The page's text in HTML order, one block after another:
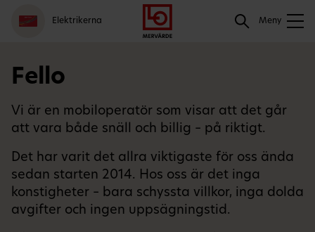
Gå
till
meny
Logga
in
Hoppa
till
innehåll
Elektrikerna Meny
Sök
Fello
Vi är en mobiloperatör som visar att det går
att vara både snäll och billig – på riktigt.
Det har varit det allra viktigaste för oss ända
sedan starten 2014. Hos oss är det inga
konstigheter – bara schyssta villkor, inga dolda
avgifter och ingen uppsägningstid.